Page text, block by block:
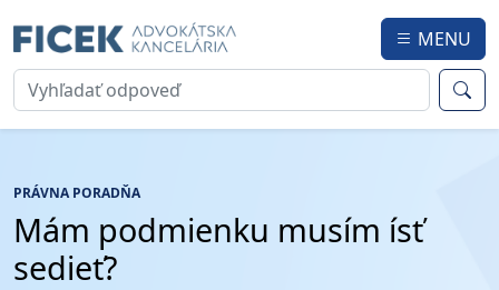
MENU
PRÁVNA PORADŇA
Mám podmienku musím ísť
sedieť?